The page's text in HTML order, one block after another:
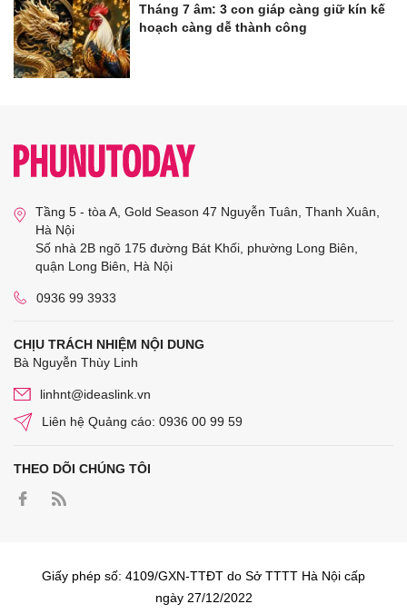
Tháng 7 âm: 3 con giáp càng giữ kín kế
hoạch càng dễ thành công
Tầng 5 - tòa A, Gold Season 47 Nguyễn Tuân, Thanh Xuân,
Hà Nội
Số nhà 2B ngõ 175 đường Bát Khối, phường Long Biên,
quận Long Biên, Hà Nội
0936 99 3933
CHỊU TRÁCH NHIỆM NỘI DUNG
Bà Nguyễn Thùy Linh
linhnt@ideaslink.vn
Liên hệ Quảng cáo: 0936 00 99 59
THEO DÕI CHÚNG TÔI
Giấy phép số: 4109/GXN-TTĐT do Sở TTTT Hà Nội cấp
ngày 27/12/2022